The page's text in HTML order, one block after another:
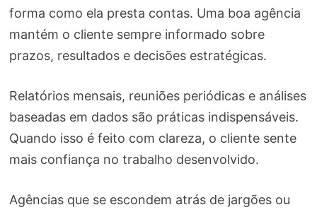
forma como ela presta contas. Uma boa agência
mantém o cliente sempre informado sobre
prazos, resultados e decisões estratégicas.
Relatórios mensais, reuniões periódicas e análises
baseadas em dados são práticas indispensáveis.
Quando isso é feito com clareza, o cliente sente
mais confiança no trabalho desenvolvido.
Agências que se escondem atrás de jargões ou